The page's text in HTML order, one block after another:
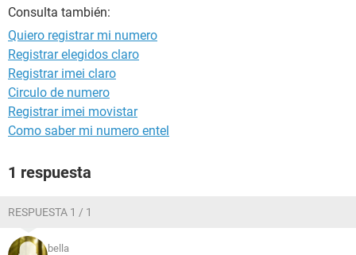
Consulta también:
Quiero registrar mi numero
Registrar elegidos claro
Registrar imei claro
Circulo de numero
Registrar imei movistar
Como saber mi numero entel
1 respuesta
RESPUESTA 1 / 1
bella